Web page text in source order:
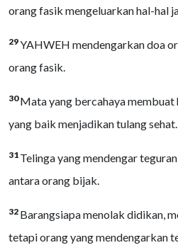
orang fasik mengeluarkan hal-hal
29YAHWEH mendengarkan doa
orang fasik.
30Mata yang bercahaya
yang baik menjadikan tulang sehat.
31 Telinga yang mendengar
antara orang bijak.
32 Barangsiapa menolak didikan,
tetapi orang yang mendengarkan